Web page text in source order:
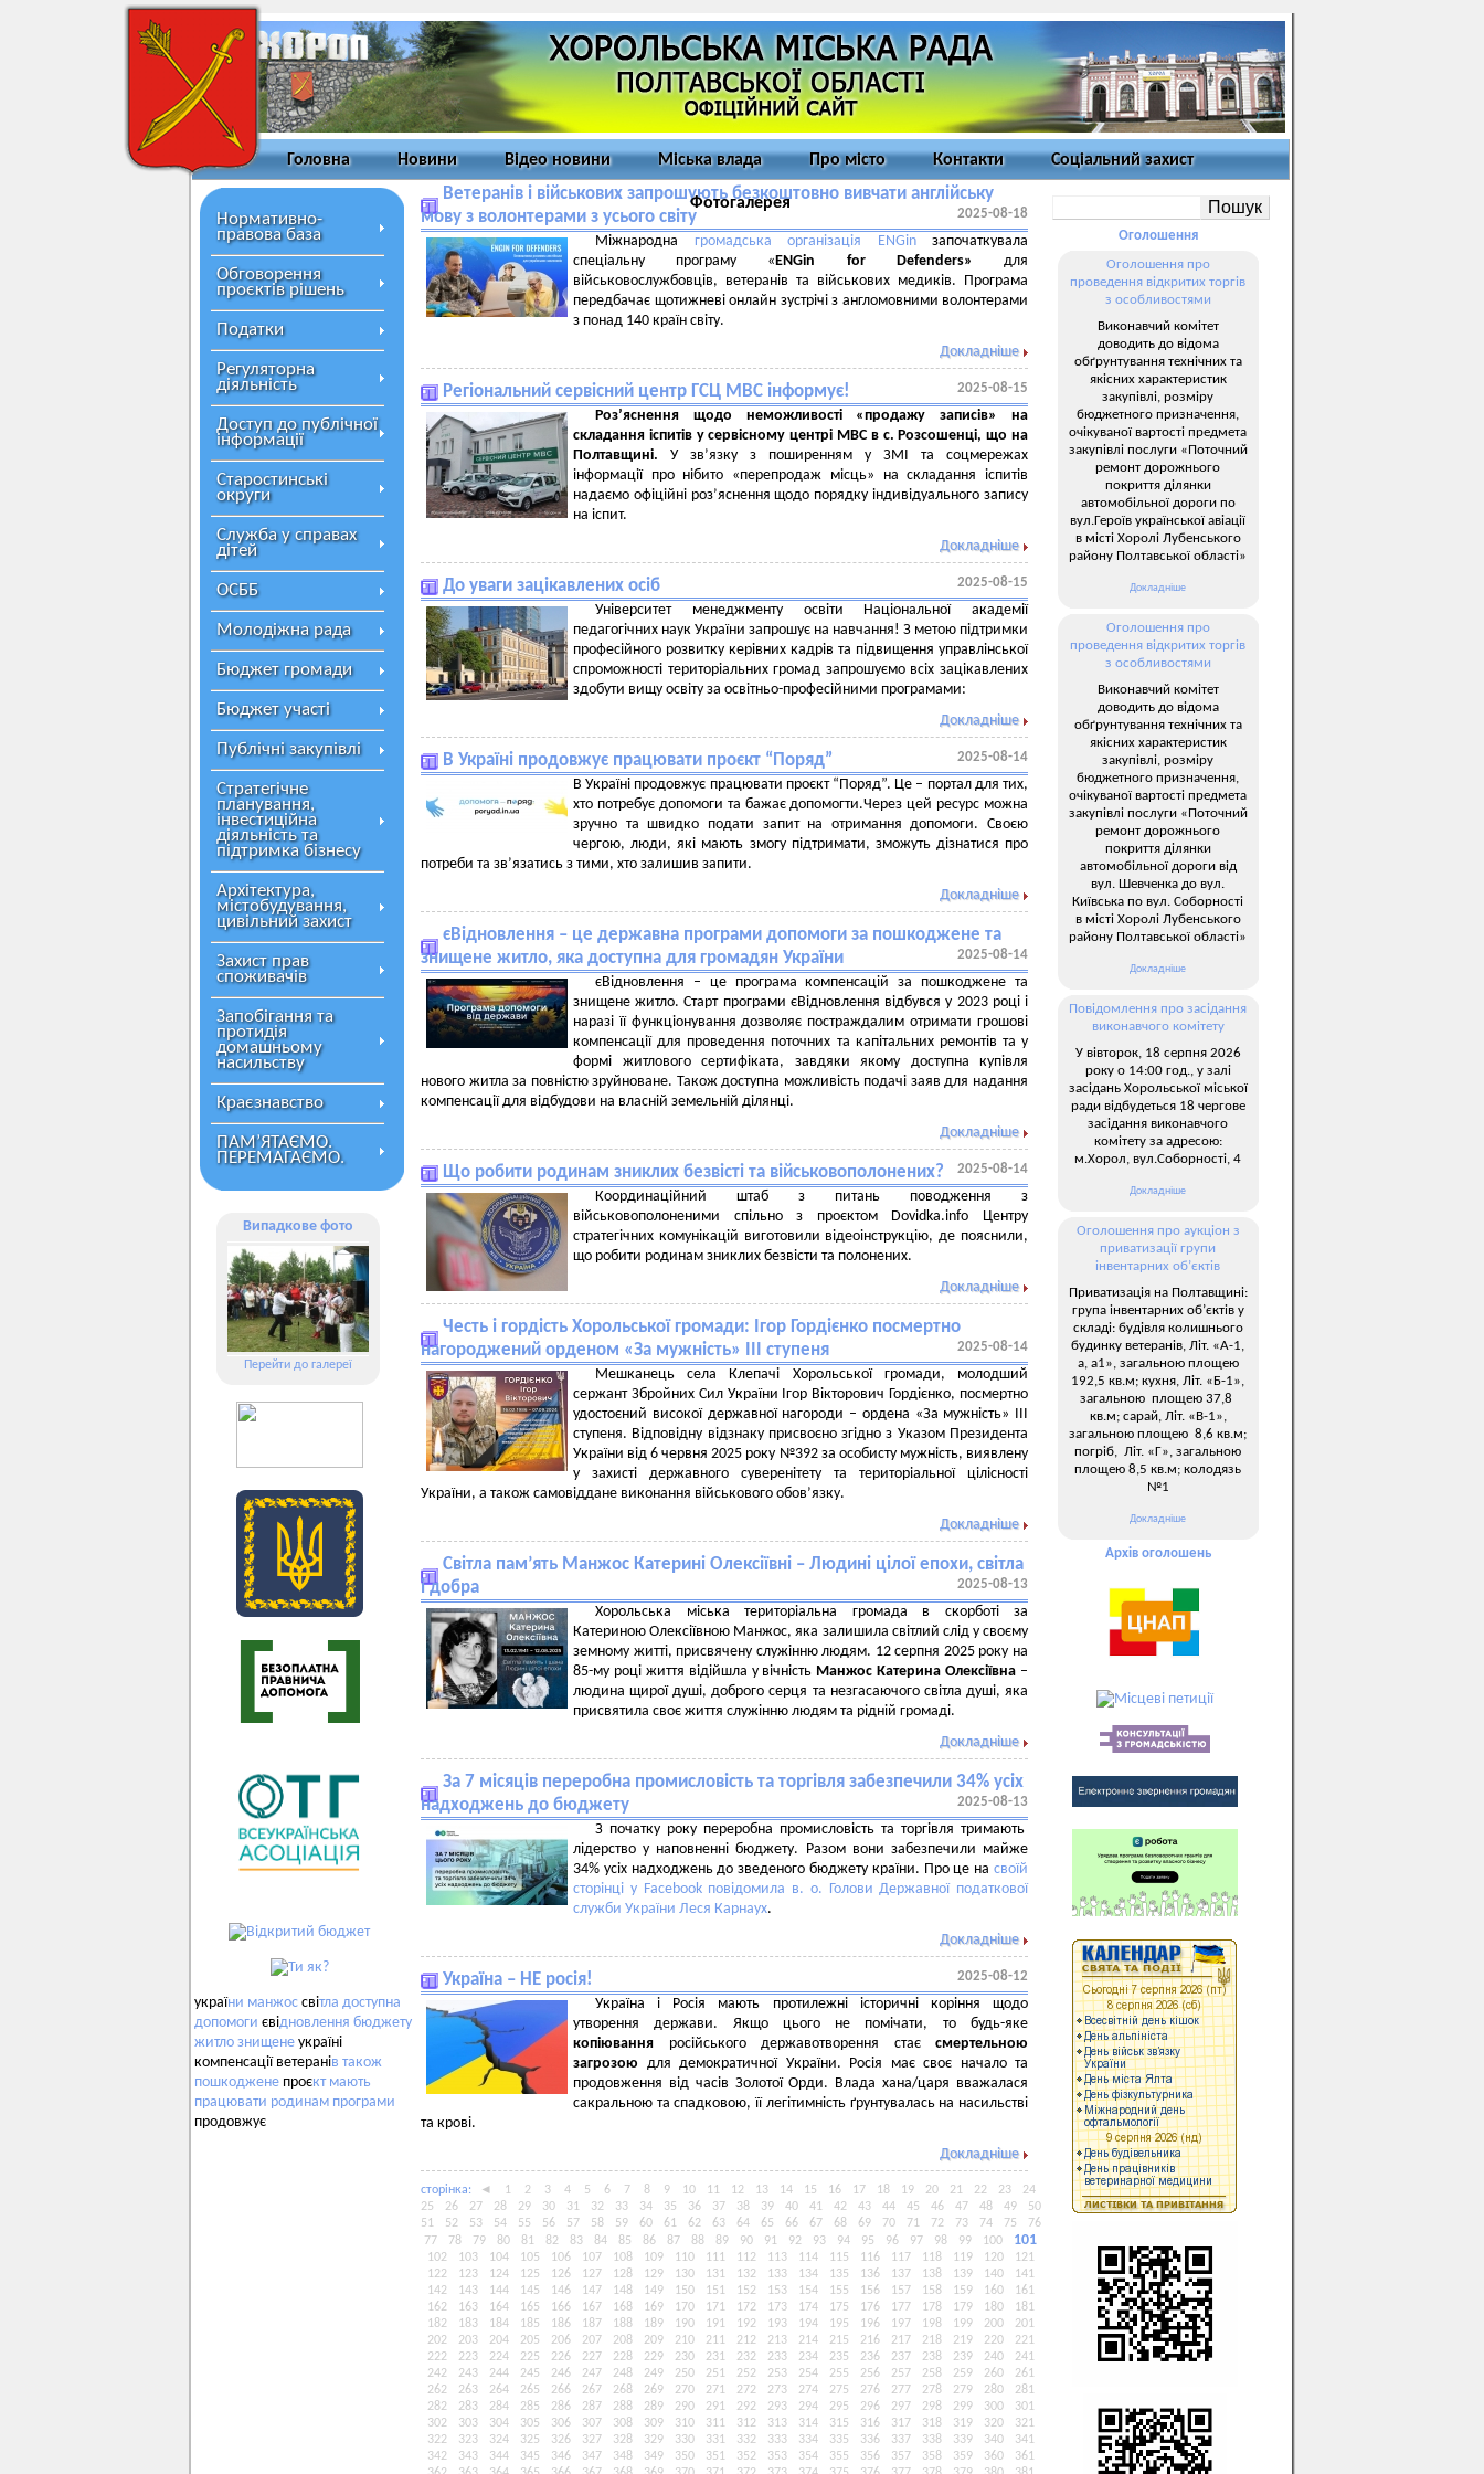
Головна Новини Відео новини Міська влада Про місто Контакти Соціальний захист
Фотогалерея
Нормативно-
правова база
Обговорення
проєктів рішень
Податки
Регуляторна
діяльність
Доступ до публічної
інформації
Старостинські
округи
Служба у справах
дітей
ОСББ
Молодіжна рада
Бюджет громади
Бюджет участі
Публічні закупівлі
Стратегічне
планування,
інвестиційна
діяльність та
підтримка бізнесу
Архітектура,
містобудування,
цивільний захист
Захист прав
споживачів
Запобігання та
протидія
домашньому
насильству
Краєзнавство
ПАМ’ЯТАЄМО.
ПЕРЕМАГАЄМО.
Випадкове фото
Перейти до галереї
україни манжос світла доступна
допомоги євідновлення бюджету
житло знищене україні
компенсації ветеранів також
пошкоджене проєкт мають
працювати родинам програми
продовжує
Ветеранів і військових запрошують безкоштовно вивчати англійську
мову з волонтерами з усього світу
2025-08-18
Міжнародна громадська організація ENGinзапочаткувала
спеціальну програму «ENGin forDefenders»
для
військовослужбовців, ветеранів та військових медиків. Програма
передбачає щотижневі онлайн зустрічі з англомовними волонтерами
з понад 140 країн світу.
Докладніше
Регіональний сервісний центр ГСЦ МВС інформує! 2025-08-15
Роз’яснення щодо неможливості «продажу записів» на
складання іспитів у сервісному центрі МВС в с. Розсошенці, що на
Полтавщині. У зв’язку з поширенням у ЗМІ та соцмережах
інформації про нібито «перепродаж місць» на складання іспитів
надаємо офіційні роз’яснення щодо порядку індивідуального запису
на іспит.
Докладніше
До уваги зацікавлених осіб 2025-08-15
Університет менеджменту освіти Національної академії
педагогічних наук України запрошує на навчання! З метою підтримки
професійного розвитку керівних кадрів та підвищення управлінської
спроможності територіальних громад запрошуємо всіх зацікавлених
здобути вищу освіту за освітньо-професійними програмами:
Докладніше
В Україні продовжує працювати проєкт “Поряд” 2025-08-14
В Україні продовжує працювати проєкт “Поряд”. Це – портал для тих,
хто потребує допомоги та бажає допомогти.Через цей ресурс можна
зручно та швидко подати запит на отримання допомоги. Своєю
чергою, люди, які мають змогу підтримати, зможуть дізнатися про
потреби та зв’язатись з тими, хто залишив запити.
Докладніше
єВідновлення – це державна програми допомоги за пошкоджене та
знищене житло, яка доступна для громадян України
2025-08-14
єВідновлення – це програма компенсацій за пошкоджене та
знищене житло. Старт програми єВідновлення відбувся у 2023 році і
наразі її функціонування дозволяє постраждалим отримати грошові
компенсації для проведення поточних та капітальних ремонтів та у
формі житлового сертифіката, завдяки якому доступна купівля
нового житла за повністю зруйноване. Також доступна можливість подачі заяв для надання
компенсації для відбудови на власній земельній ділянці.
Докладніше
Що робити родинам зниклих безвісті та військовополонених? 2025-08-14
Координаційний штаб з питань поводження
з
військовополоненими
спільноз проєктом Dovidka.info
Центру
стратегічних комунікацій виготовили відеоінструкцію, де пояснили,
що робити родинам зниклих безвісти та полонених.
Докладніше
Честь і гордість Хорольської громади: Ігор Гордієнко посмертно
нагороджений орденом «За мужність» ІІІ ступеня
2025-08-14
Мешканець села Клепачі Хорольської громади, молодший
сержант Збройних Сил України Ігор Вікторович Гордієнко, посмертно
удостоєний високої державної нагороди – ордена «За мужність» ІІІ
ступеня. Відповідну відзнаку присвоєно згідно з Указом Президента
України від 6 червня 2025 року №392 за особисту мужність, виявлену
у захисті державного суверенітету та територіальної цілісності
України, а також самовіддане виконання військового обов’язку.
Докладніше
Світла пам’ять Манжос Катерині Олексіївні – Людині цілої епохи, світла
і добра
2025-08-13
Хорольська міська територіальна громада в скорботі за
Катериною Олексіївною Манжос, яка залишила світлий слід у своєму
земному житті, присвячену служінню людям. 12 серпня 2025 року на
85-му році життя відійшла у вічність Манжос Катерина Олексіївна –
людина щирої душі, доброго серця та незгасаючого світла душі, яка
присвятила своє життя служінню людям та рідній громаді.
Докладніше
За 7 місяців переробна промисловість та торгівля забезпечили 34% усіх
надходжень до бюджету
2025-08-13
З початку року переробна промисловість та торгівля тримають
лідерство у наповненні бюджету. Разом вони забезпечили майже
34% усіх надходжень до зведеного бюджету країни. Про це на своїй
сторінці у Facebook повідомила в. о. Голови Державної податкової
служби України Леся Карнаух.
Докладніше
Україна – НЕ росія! 2025-08-12
Україна і Росія мають протилежні історичні коріння щодо
утворення держави. Якщо цього не помічати, то будь-яке
копіювання російського державотворення стає смертельною
загрозою для демократичної України. Росія має своє начало та
продовження від часів Золотої Орди. Влада хана/царя вважалася
сакральною та спадковою, її легітимність ґрунтувалась на насильстві
та крові.
Докладніше
сторiнка: ◄ 1 2 3 4 5 6 7 8 9 10 11 12 13 14 15 16 17 18 19 20 21 22 23
24
25
26 27 28 29 30 31 32 33 34 35 36 37 38 39 40 41 42 43 44 45 46 47 48 49
50
51
52 53 54 55 56 57 58 59 60 61 62 63 64 65 66 67 68 69 70 71 72 73 74 75
76
77
78 79 80 81 82 83 84 85 86 87 88 89 90 91 92 93 94 95 96 97 98 99 100 101
102 103 104 105 106 107 108 109 110 111 112 113 114 115 116 117 118 119 120
121
122
123 124 125 126 127 128 129 130 131 132 133 134 135 136 137 138 139 140
141
142
143 144 145 146 147 148 149 150 151 152 153 154 155 156 157 158 159 160
161
162
163 164 165 166 167 168 169 170 171 172 173 174 175 176 177 178 179 180
181
182
183 184 185 186 187 188 189 190 191 192 193 194 195 196 197 198 199 200
201
202
203 204 205 206 207 208 209 210 211 212 213 214 215 216 217 218 219 220
221
222
223 224 225 226 227 228 229 230 231 232 233 234 235 236 237 238 239 240
241
242
243 244 245 246 247 248 249 250 251 252 253 254 255 256 257 258 259 260
261
262
263 264 265 266 267 268 269 270 271 272 273 274 275 276 277 278 279 280
281
282
283 284 285 286 287 288 289 290 291 292 293 294 295 296 297 298 299 300
301
302
303 304 305 306 307 308 309 310 311 312 313 314 315 316 317 318 319 320
321
322
323 324 325 326 327 328 329 330 331 332 333 334 335 336 337 338 339 340
341
342
343 344 345 346 347 348 349 350 351 352 353 354 355 356 357 358 359 360
361
Оголошення
Оголошення про
проведення відкритих торгів
з особливостями
Виконавчий комітет
доводить до відома
обґрунтування технічних та
якісних характеристик
закупівлі, розміру
бюджетного призначення,
очікуваної вартості предмета
закупівлі послуги «Поточний
ремонт дорожнього
покриття ділянки
автомобільної дороги по
вул.Героїв української авіації
в місті Хоролі Лубенського
району Полтавської області»
Докладніше
Оголошення про
проведення відкритих торгів
з особливостями
Виконавчий комітет
доводить до відома
обґрунтування технічних та
якісних характеристик
закупівлі, розміру
бюджетного призначення,
очікуваної вартості предмета
закупівлі послуги «Поточний
ремонт дорожнього
покриття ділянки
автомобільної дороги від
вул. Шевченка до вул.
Київська по вул. Соборності
в місті Хоролі Лубенського
району Полтавської області»
Докладніше
Повідомлення про засідання
виконавчого комітету
У вівторок, 18 серпня 2026
року о 14:00 год., у залі
засідань Хорольської міської
ради відбудеться 18 чергове
засідання виконавчого
комітету за адресою:
м.Хорол, вул.Соборності, 4
Докладніше
Оголошення про аукціон з
приватизації групи
інвентарних об’єктів
Приватизація на Полтавщині:
група інвентарних об’єктів у
складі: будівля колишнього
будинку ветеранів, Літ. «А-1,
а, а1», загальною площею
192,5 кв.м; кухня, Літ. «Б-1»,
загальною площею 37,8
кв.м; сарай, Літ. «В-1»,
загальною площею 8,6 кв.м;
погріб, Літ. «Г», загальною
площею 8,5 кв.м; колодязь
№1
Докладніше
Архів оголошень